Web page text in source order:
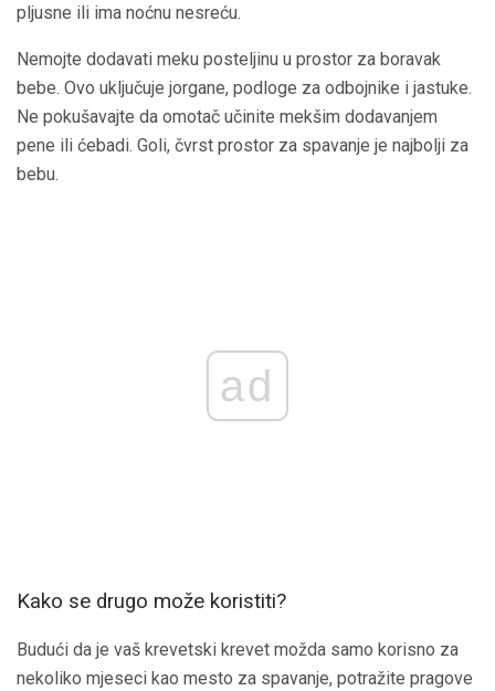
pljusne ili ima noćnu nesreću.
Nemojte dodavati meku posteljinu u prostor za boravak
bebe. Ovo uključuje jorgane, podloge za odbojnike i jastuke.
Ne pokušavajte da omotač učinite mekšim dodavanjem
pene ili ćebadi. Goli, čvrst prostor za spavanje je najbolji za
bebu.
ad
Kako se drugo može koristiti?
Budući da je vaš krevetski krevet možda samo korisno za
nekoliko mjeseci kao mesto za spavanje, potražite pragove